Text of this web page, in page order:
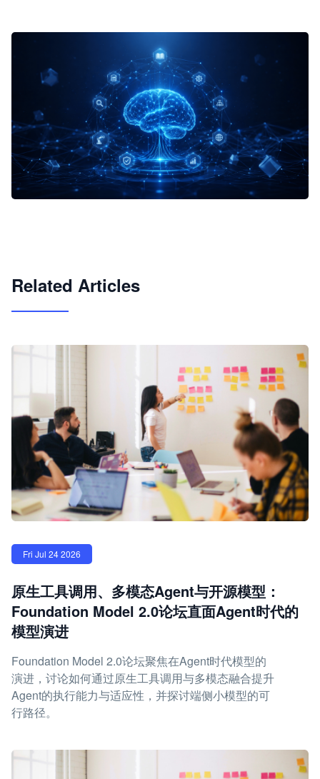
Related Articles
Fri Jul 24 2026
原生工具调用、多模态Agent与开源模型：
Foundation Model 2.0论坛直面Agent时代的
模型演进
Foundation Model 2.0论坛聚焦在Agent时代模型的
演进，讨论如何通过原生工具调用与多模态融合提升
Agent的执行能力与适应性，并探讨端侧小模型的可
行路径。